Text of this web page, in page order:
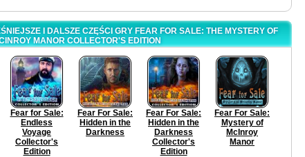
I DALSZE CZĘŚCI GRY FEAR FOR SALE: THE MYSTERY OF
MANOR COLLECTOR'S EDITION
Fear for Sale:
Endless
Voyage
Collector's
Edition
Fear For Sale:
Hidden in the
Darkness
Fear For Sale:
Hidden in the
Darkness
Collector's
Edition
Fear For Sale:
Mystery of
McInroy
Manor